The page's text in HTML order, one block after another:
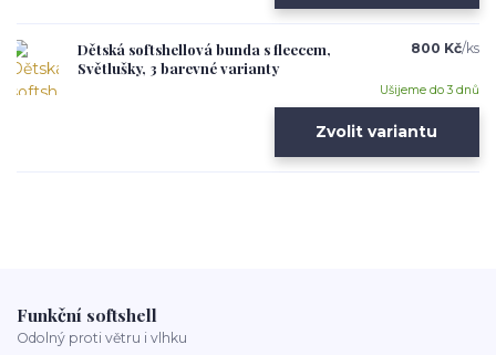
Dětská softshellová bunda s fleecem,
Světlušky, 3 barevné varianty
800 Kč/ks
Ušijeme do 3 dnů
Zvolit variantu
Funkční softshell
Odolný proti větru i vlhku